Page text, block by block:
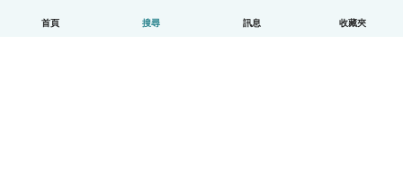
首頁 搜尋 訊息 收藏夾